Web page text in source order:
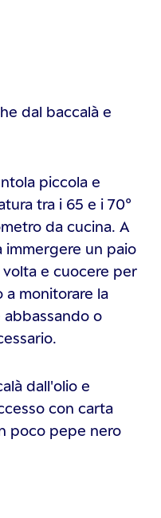
dal baccalà e
piccola e
tra i 65 e i 70°
da cucina. A
un paio
e cuocere per
a monitorare la
o
dall'olio e
con carta
poco pepe nero